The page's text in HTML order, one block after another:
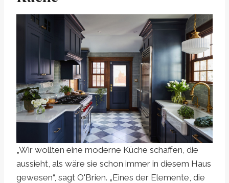
„Wir wollten eine moderne Küche schaffen, die
aussieht, als wäre sie schon immer in diesem Haus
gewesen“, sagt O'Brien. „Eines der Elemente, die